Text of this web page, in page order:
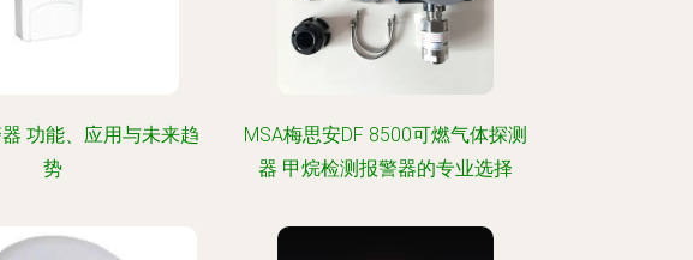
功能、应用与未来趋
势
MSA梅思安DF 8500可燃气体探测
器 甲烷检测报警器的专业选择